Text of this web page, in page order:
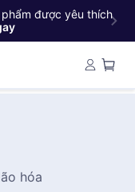
được yêu thích
hóa